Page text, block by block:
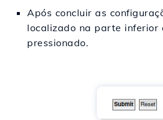
Após concluir as
localizado na parte inferior
pressionado.